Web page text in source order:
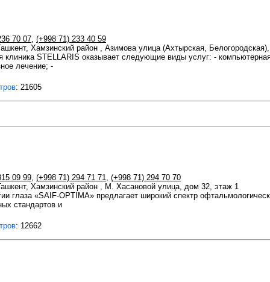
70 07, (+998 71) 233 40 59
Хамзинский район , Азимова улица (Ахтырская,
клиника STELLARIS оказывает следующие виды услуг: -
лечение; -
: 21605
09 99, (+998 71) 294 71 71, (+998 71) 294 70 70
Хамзинский район , М. Хасановой улица, дом 32, этаж 1
глаза «SAIF-OPTIMA» предлагает широкий спектр
стандартов и
: 12662